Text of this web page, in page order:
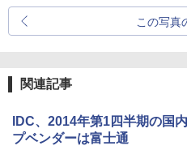
この写真
関連記事
IDC、2014年第1四半期の国
プベンダーは富士通